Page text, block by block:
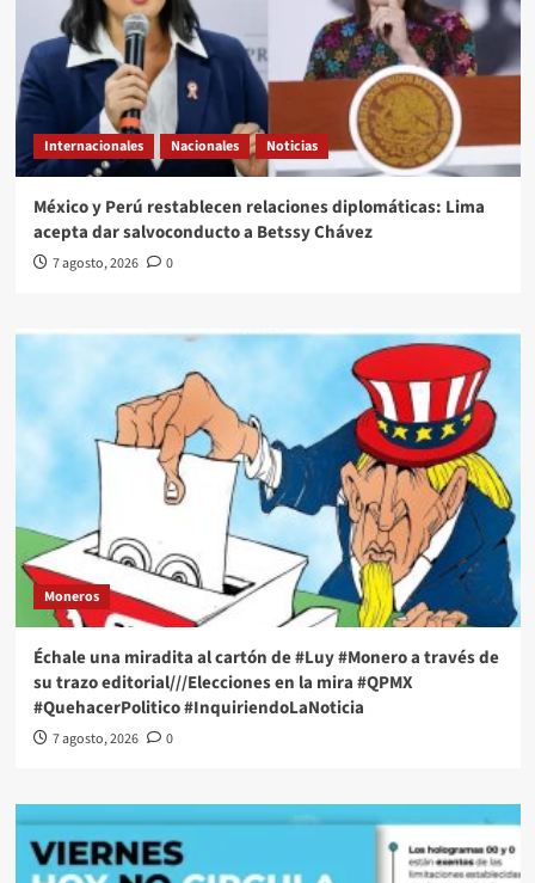
Internacionales Nacionales Noticias
México y Perú restablecen relaciones diplomáticas: Lima
acepta dar salvoconducto a Betssy Chávez
7 agosto, 2026 0
Moneros
Échale una miradita al cartón de #Luy #Monero a través de
su trazo editorial///Elecciones en la mira #QPMX
#QuehacerPolitico #InquiriendoLaNoticia
7 agosto, 2026 0